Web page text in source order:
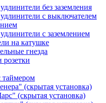
без заземления
с выключателем
с заземлением
на катушке
гнезда
таймером
(скрытая установка)
(скрытая установка)